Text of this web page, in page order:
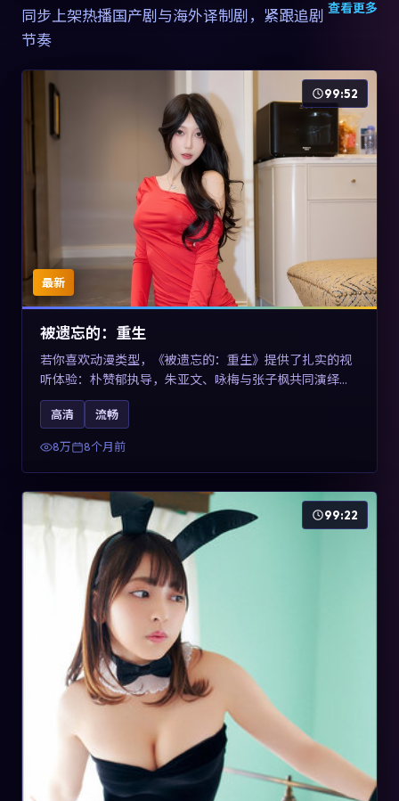
同步上架热播国产剧与海外译制剧，紧跟追剧
节奏
查看更多
最新
99:52
被遗忘的：重生
若你喜欢动漫类型，《被遗忘的：重生》提供了扎实的视
听体验：朴赞郁执导，朱亚文、咏梅与张子枫共同演绎。
影片2025年于法国上映，内容用喜剧外壳包裹对现实规则
的温和反讽，关键词包含高清流畅、人物关系与情节反
转，适合检索「2025动漫」「法国电影」的用户。
高清 流畅
8万 8个月前
99:22